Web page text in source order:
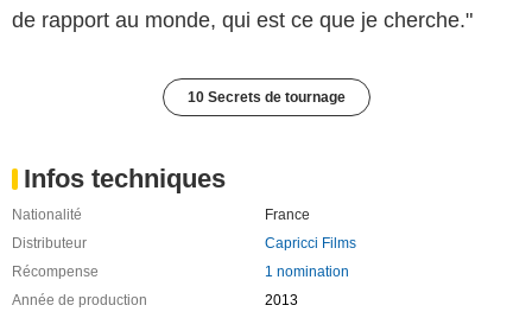
de rapport au monde, qui est ce que je cherche."
10 Secrets de tournage
Infos techniques
Nationalité
France
Distributeur
Capricci Films
Récompense
1 nomination
Année de production
2013